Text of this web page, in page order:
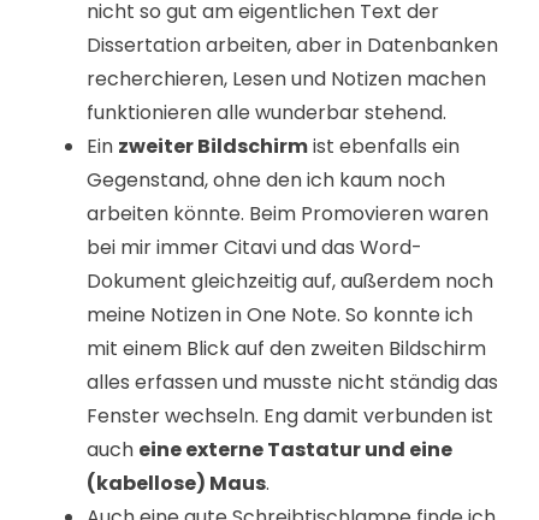
nicht so gut am eigentlichen Text der
Dissertation arbeiten, aber in Datenbanken
recherchieren, Lesen und Notizen machen
funktionieren alle wunderbar stehend.
Ein zweiter Bildschirmist ebenfalls ein
Gegenstand, ohne den ich kaum noch
arbeiten könnte. Beim Promovieren waren
bei mir immer Citavi und das Word-
Dokument gleichzeitig auf, außerdem noch
meine Notizen in One Note. So konnte ich
mit einem Blick auf den zweiten Bildschirm
alles erfassen und musste nicht ständig das
Fenster wechseln. Eng damit verbunden ist
auch eine externe Tastatur und eine
(kabellose) Maus.